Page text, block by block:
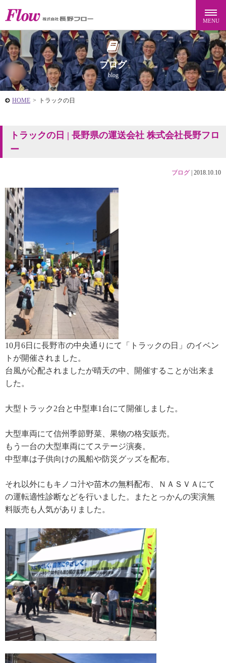
ブログ
blog
HOME > トラックの日
トラックの日 | 長野県の運送会社 株式会社長野フロ
ー
ブログ 2018.10.10
10月6日に長野市の中央通りにて「トラックの日」のイベン
トが開催されました。
台風が心配されましたが晴天の中、開催することが出来ま
した。
大型トラック2台と中型車1台にて開催しました。
大型車両にて信州季節野菜、果物の格安販売。
もう一台の大型車両にてステージ演奏。
中型車は子供向けの風船や防災グッズを配布。
それ以外にもキノコ汁や苗木の無料配布、ＮＡＳＶＡにて
の運転適性診断などを行いました。またとっかんの実演無
料販売も人気がありました。